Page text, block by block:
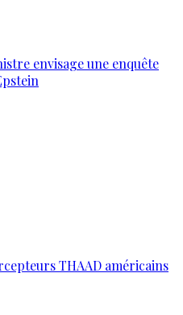
envisage une enquête
THAAD américains